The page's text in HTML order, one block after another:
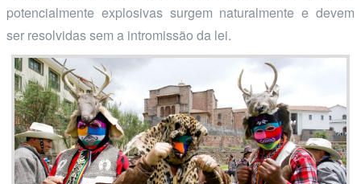
potencialmente explosivas surgem naturalmente e devem
ser resolvidas sem a intromissão da lei.